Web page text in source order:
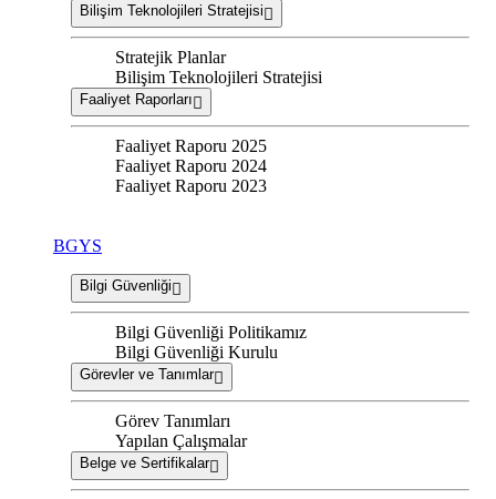
Bilişim Teknolojileri Stratejisi
Stratejik Planlar
Bilişim Teknolojileri Stratejisi
Faaliyet Raporları
Faaliyet Raporu 2025
Faaliyet Raporu 2024
Faaliyet Raporu 2023
BGYS
Bilgi Güvenliği
Bilgi Güvenliği Politikamız
Bilgi Güvenliği Kurulu
Görevler ve Tanımlar
Görev Tanımları
Yapılan Çalışmalar
Belge ve Sertifikalar